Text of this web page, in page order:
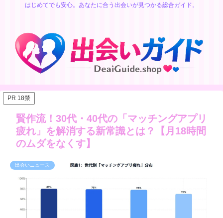
はじめてでも安心。あなたに合う出会いが見つかる総合ガイド。
PR 18禁
賢作流！30代・40代の「マッチングアプリ
疲れ」を解消する新常識とは？【月18時間
のムダをなくす】
出会いニュース